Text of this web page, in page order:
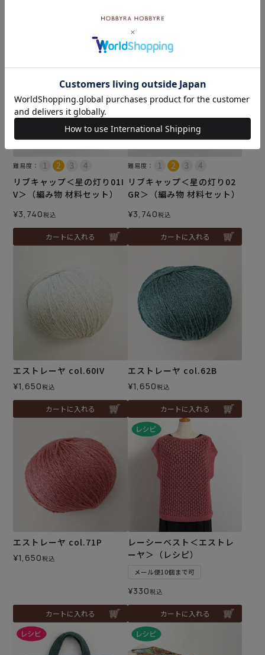
難易度：
リブキャップ＜星の灯り01I
V＞（編み物 材料セット）
¥3,740税込
カートに入れる
難易度：
リブキャップ＜星の灯り02
GR＞（編み物 材料セット）
¥3,740税込
カートに入れる
エストレーヤ col.60IV
¥1,650税込
カートに入れる
エストレーヤ col.62B
¥1,650税込
カートに入れる
エストレーヤ col.71P
¥1,650税込
カートに入れる
レーシーベスト＜エストレ
ーヤ＞（レシピ）
メール便10個まで可
¥330税込
カートに入れる